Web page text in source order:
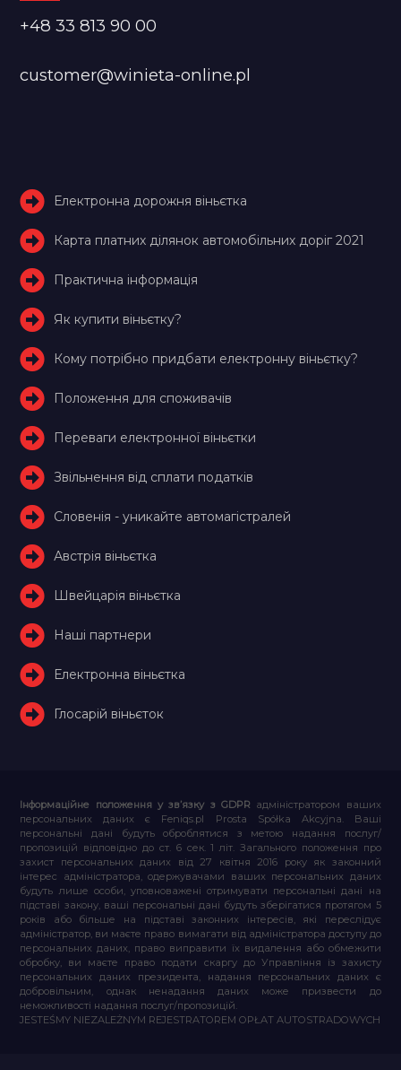
+48 33 813 90 00
customer@winieta-online.pl
Електронна дорожня віньєтка
Карта платних ділянок автомобільних доріг 2021
Практична інформація
Як купити віньєтку?
Кому потрібно придбати електронну віньєтку?
Положення для споживачів
Переваги електронної віньєтки
Звільнення від сплати податків
Словенія - уникайте автомагістралей
Австрія віньєтка
Швейцарія віньєтка
Наші партнери
Електронна віньєтка
Глосарій віньєток
Інформаційне положення у зв’язку з GDPR адміністратором ваших
персональних даних є Feniqs.pl Prosta Spółka Akcyjna. Ваші
персональні дані будуть оброблятися з метою надання послуг/
пропозицій відповідно до ст. 6 сек. 1 літ. Загального положення про
захист персональних даних від 27 квітня 2016 року як законний
інтерес адміністратора, одержувачами ваших персональних даних
будуть лише особи, уповноважені отримувати персональні дані на
підставі закону, ваші персональні дані будуть зберігатися протягом 5
років або більше на підставі законних інтересів, які переслідує
адміністратор, ви маєте право вимагати від адміністратора доступу до
персональних даних, право виправити їх видалення або обмежити
обробку, ви маєте право подати скаргу до Управління із захисту
персональних даних президента, надання персональних даних є
добровільним, однак ненадання даних може призвести до
неможливості надання послуг/пропозицій.
JESTEŚMY NIEZALEŻNYM REJESTRATOREM OPŁAT AUTOSTRADOWYCH